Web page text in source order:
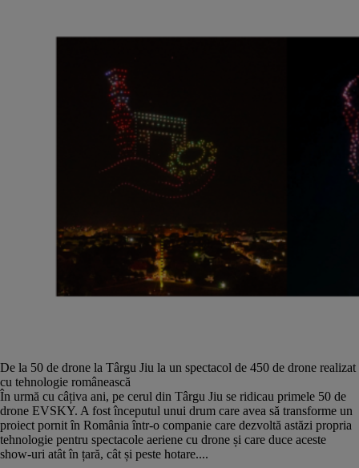
De la 50 de drone la Târgu Jiu la un spectacol de 450 de drone realizat
cu tehnologie românească
În urmă cu câțiva ani, pe cerul din Târgu Jiu se ridicau primele 50 de
drone EVSKY. A fost începutul unui drum care avea să transforme un
proiect pornit în România într-o companie care dezvoltă astăzi propria
tehnologie pentru spectacole aeriene cu drone și care duce aceste
show-uri atât în țară, cât și peste hotare....